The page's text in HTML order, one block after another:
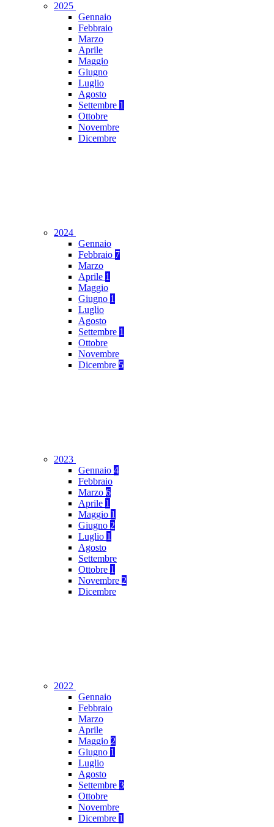
2025
Gennaio
Febbraio
Marzo
Aprile
Maggio
Giugno
Luglio
Agosto
Settembre 1
Ottobre
Novembre
Dicembre
2024
Gennaio
Febbraio 7
Marzo
Aprile 1
Maggio
Giugno 1
Luglio
Agosto
Settembre 1
Ottobre
Novembre
Dicembre 5
2023
Gennaio 4
Febbraio
Marzo 6
Aprile 1
Maggio 1
Giugno 2
Luglio 1
Agosto
Settembre
Ottobre 1
Novembre 2
Dicembre
2022
Gennaio
Febbraio
Marzo
Aprile
Maggio 2
Giugno 1
Luglio
Agosto
Settembre 3
Ottobre
Novembre
Dicembre 1